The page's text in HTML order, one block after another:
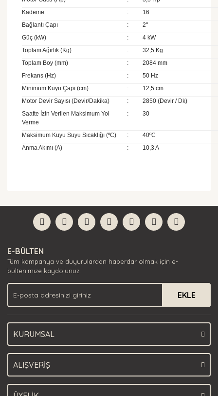
Kademe
:
16
Bağlantı Çapı
:
2"
Güç (kW)
:
4 kW
Toplam Ağırlık (Kg)
:
32,5 Kg
Toplam Boy (mm)
:
2084 mm
Frekans (Hz)
:
50 Hz
Minimum Kuyu Çapı (cm)
:
12,5 cm
Motor Devir Sayısı (Devir/Dakika)
:
2850 (Devir / Dk)
Saatte İzin Verilen Maksimum Yol
Verme
: 30
Maksimum Kuyu Suyu Sıcaklığı (ºC) :
40ºC
Anma Akımı (A)
: 10,3 A
Yorum Yaz
formunu kullanarak tarafımıza iletebilirsiniz.
Görüş ve önerileriniz için teşekkür ederiz.
Ürün açıklamasında eksik bilgiler bulunuyor.
Ürün bilgilerinde hatalar bulunuyor.
Ürün fiyatı diğer sitelerden daha pahalı.
Bu ürüne benzer farklı alternatifler olmalı.
E-BÜLTEN
Tüm kampanya ve duyurulardan haberdar olmak için e-
bültenimize kaydolunuz.
EKLE
KURUMSAL
ALIŞVERİŞ